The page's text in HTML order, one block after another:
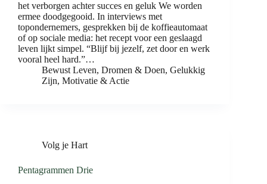
het verborgen achter succes en geluk We worden
ermee doodgegooid. In interviews met
topondernemers, gesprekken bij de koffieautomaat
of op sociale media: het recept voor een geslaagd
leven lijkt simpel. “Blijf bij jezelf, zet door en werk
vooral heel hard.”…
Bewust Leven, Dromen & Doen, Gelukkig
Zijn, Motivatie & Actie
Volg je Hart
Pentagrammen Drie